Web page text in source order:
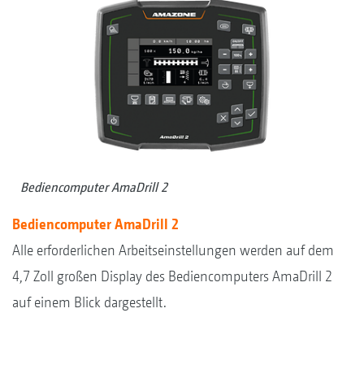
Bediencomputer AmaDrill 2
Bediencomputer AmaDrill 2
Alle erforderlichen Arbeitseinstellungen werden auf dem
4,7 Zoll großen Display des Bediencomputers AmaDrill 2
auf einem Blick dargestellt.